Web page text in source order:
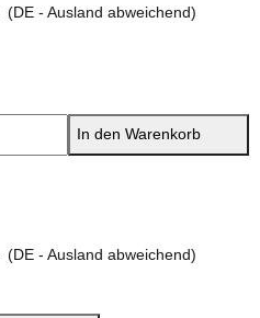
(DE - Ausland abweichend)
In den Warenkorb
(DE - Ausland abweichend)